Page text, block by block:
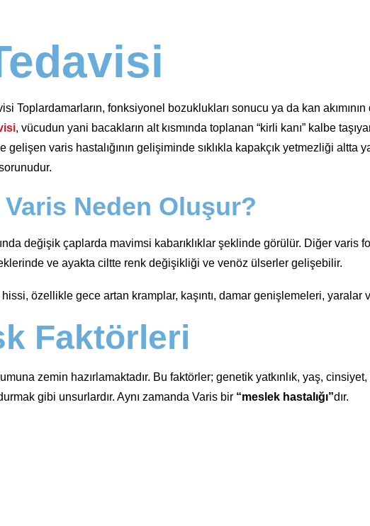
Toplardamarların, fonksiyonel bozuklukları sonucu ya da kan
, vücudun yani bacakların alt kısmında toplanan “kirli kanı” kalbe
varis hastalığının gelişiminde sıklıkla kapakçık yetmezliği altta
Neden Oluşur?
değişik çaplarda mavimsi kabarıklıklar şeklinde görülür. Diğer varis
ve ayakta ciltte renk değişikliği ve venöz ülserler gelişebilir.
özellikle gece artan kramplar, kaşıntı, damar genişlemeleri,
Faktörleri
zemin hazırlamaktadır. Bu faktörler; genetik yatkınlık, yaş,
gibi unsurlardır. Aynı zamanda Varis bir “meslek hastalığı”dır.